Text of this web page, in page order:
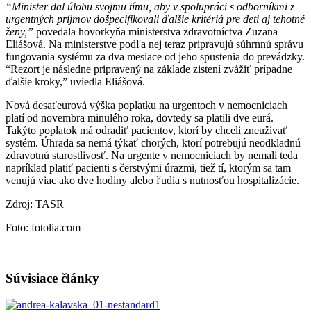
“Minister dal úlohu svojmu tímu, aby v spolupráci s odborníkmi z
urgentných príjmov došpecifikovali ďalšie kritériá pre deti aj tehotné
ženy,” povedala hovorkyňa ministerstva zdravotníctva Zuzana
Eliášová. Na ministerstve podľa nej teraz pripravujú súhrnnú správu
fungovania systému za dva mesiace od jeho spustenia do prevádzky.
“Rezort je následne pripravený na základe zistení zvážiť prípadne
ďalšie kroky,” uviedla Eliášová.
Nová desaťeurová výška poplatku na urgentoch v nemocniciach
platí od novembra minulého roka, dovtedy sa platili dve eurá.
Takýto poplatok má odradiť pacientov, ktorí by chceli zneužívať
systém. Úhrada sa nemá týkať chorých, ktorí potrebujú neodkladnú
zdravotnú starostlivosť. Na urgente v nemocniciach by nemali teda
napríklad platiť pacienti s čerstvými úrazmi, tiež tí, ktorým sa tam
venujú viac ako dve hodiny alebo ľudia s nutnosťou hospitalizácie.
Zdroj: TASR
Foto: fotolia.com
Súvisiace články